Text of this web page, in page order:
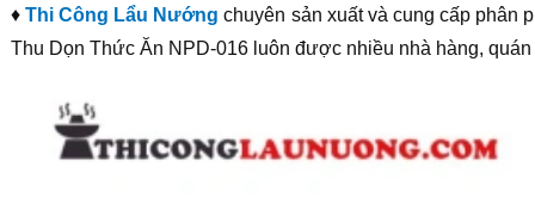
♦Thi Công Lẩu Nướng chuyên sản xuất và cung cấp phân
Thu Dọn Thức Ăn NPD-016 luôn được nhiều nhà hàng,